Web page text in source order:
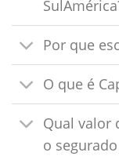
Por que
O que é
Qual valor
o